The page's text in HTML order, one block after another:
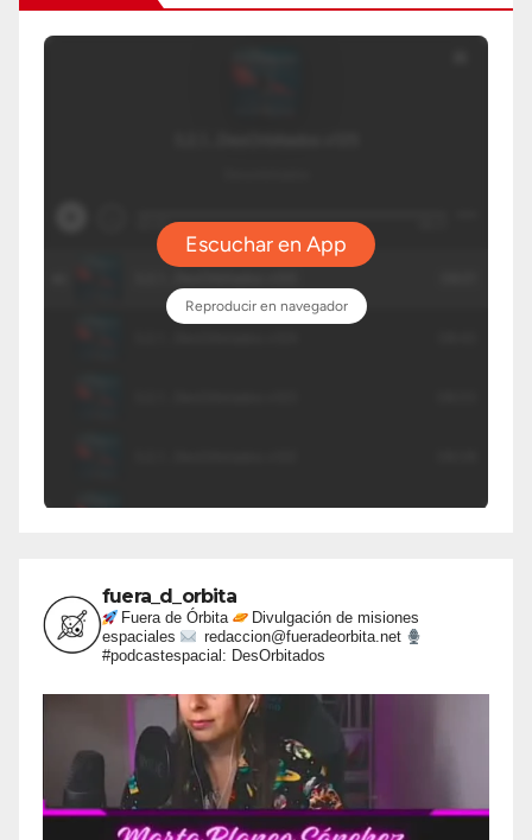
fuera_d_orbita
Fuera de Órbita
Divulgación de misiones
espaciales
redaccion@fueradeorbita.net
#podcastespacial: DesOrbitados